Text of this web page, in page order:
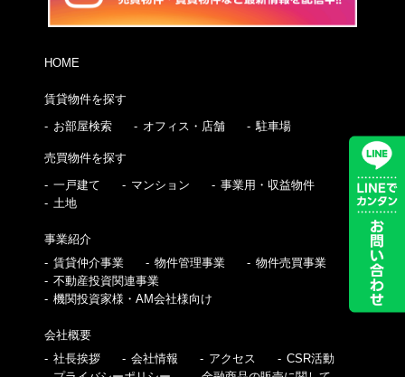
HOME
賃貸物件を探す
お部屋検索
オフィス・店舗 駐車場
売買物件を探す
一戸建て
マンション
事業用・収益物件
土地
事業紹介
賃貸仲介事業
物件管理事業
物件売買事業
不動産投資関連事業
機関投資家様・AM会社様向け
会社概要
社長挨拶
会社情報 アクセス
CSR活動